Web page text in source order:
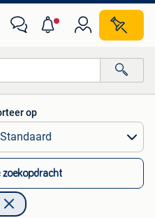
op
zoekopdracht